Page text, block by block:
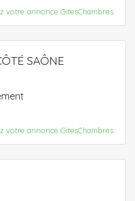
votre annonce GitesChambres
SAÔNE
votre annonce GitesChambres